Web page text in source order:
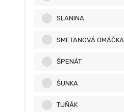
SLANINA
SMETANOVÁ OMÁČKA
ŠPENÁT
ŠUNKA
TUŇÁK